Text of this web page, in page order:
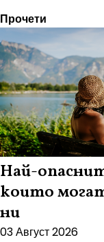
Прочети
Най-
които
ни
03 Август 2026